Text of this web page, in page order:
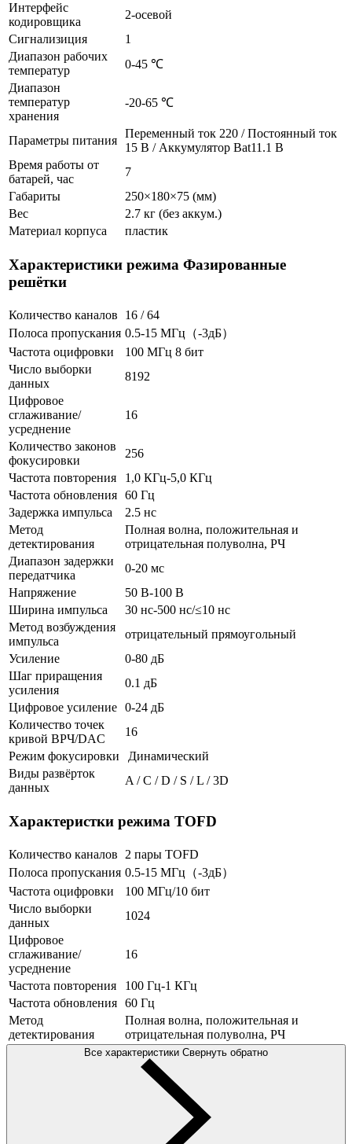
Интерфейс
кодировщика
2-осевой
Сигнализиция
1
Диапазон рабочих
температур
0-45 ℃
Диапазон
температур
хранения
-20-65 ℃
Параметры питания
Переменный ток 220 / Постоянный ток
15 В / Аккумулятор Bat11.1 В
Время работы от
батарей, час
7
Габариты
250×180×75 (мм)
Вес
2.7 кг (без аккум.)
Материал корпуса
пластик
Характеристики режима Фазированные
решётки
Количество каналов
16 / 64
Полоса пропускания 0.5-15 МГц（-3дБ）
Частота оцифровки
100 МГц 8 бит
Число выборки
данных
8192
Цифровое
сглаживание/
усреднение
16
Количество законов
фокусировки
256
Частота повторения
1,0 КГц-5,0 КГц
Частота обновления 60 Гц
Задержка импульса
2.5 нс
Метод
детектирования
Полная волна, положительная и
отрицательная полуволна, РЧ
Диапазон задержки
передатчика
0-20 мс
Напряжение
50 В-100 В
Ширина импульса
30 нс-500 нс/≤10 нс
Метод возбуждения
импульса
отрицательный прямоугольный
Усиление
0-80 дБ
Шаг приращения
усиления
0.1 дБ
Цифровое усиление 0-24 дБ
Количество точек
кривой ВРЧ/DAC
16
Режим фокусировки
Динамический
Виды развёрток
данных
A / C / D / S / L / 3D
Характеристки режима TOFD
Количество каналов
2 пары TOFD
Полоса пропускания 0.5-15 МГц（-3дБ）
Частота оцифровки
100 МГц/10 бит
Число выборки
данных
1024
Цифровое
сглаживание/
усреднение
16
Частота повторения
100 Гц-1 КГц
Частота обновления 60 Гц
Метод
детектирования
Полная волна, положительная и
отрицательная полуволна, РЧ
Все характеристики Свернуть обратно